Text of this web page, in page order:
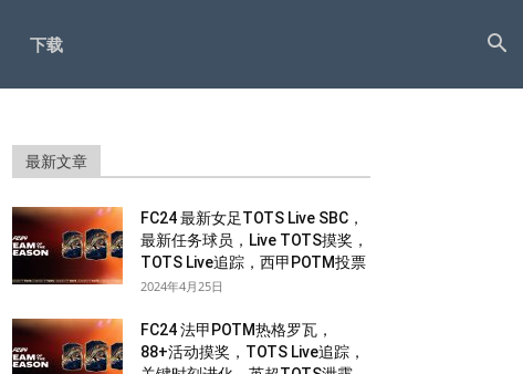
下载
最新文章
FC24 最新女足TOTS Live SBC，
最新任务球员，Live TOTS摸奖，
TOTS Live追踪，西甲POTM投票
2024年4月25日
FC24 法甲POTM热格罗瓦，
88+活动摸奖，TOTS Live追踪，